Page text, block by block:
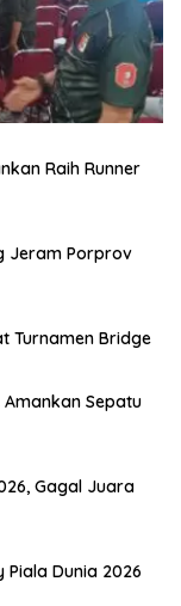
Raih Runner
Jeram Porprov
Turnamen Bridge
Amankan Sepatu
Gagal Juara
Dunia 2026